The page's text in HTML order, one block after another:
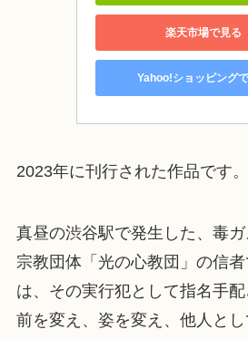
楽天市場で見る
Yahoo!ショッピング
2023年に刊行された作品です。
真昼の渋谷駅で発生した、毒ガ
宗教団体「光の心教団」の信
は、その実行犯として指名手
前を変え、姿を変え、他人と